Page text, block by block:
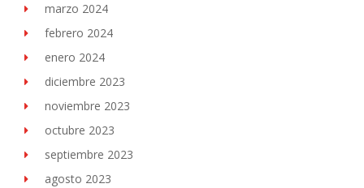
marzo 2024
febrero 2024
enero 2024
diciembre 2023
noviembre 2023
octubre 2023
septiembre 2023
agosto 2023